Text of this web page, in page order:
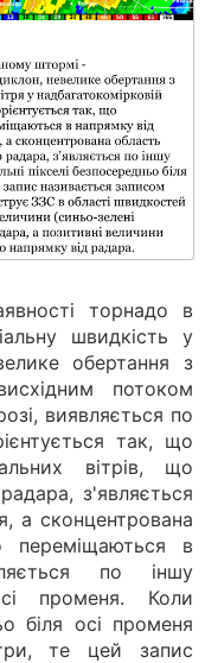
торнадо в
швидкість у
обертання з
потоком
виявляється по
так, що
вітрів, що
з'являється
а сконцентрована
переміщаються в
по іншу
променя. Коли
біля осі променя
те цей запис